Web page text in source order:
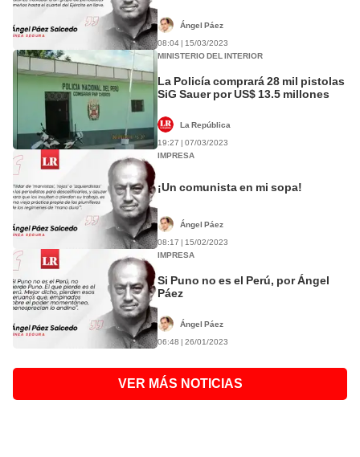
Ángel Páez
08:04 | 15/03/2023
MINISTERIO DEL INTERIOR
La Policía comprará 28 mil pistolas
SiG Sauer por US$ 13.5 millones
La República
19:27 | 07/03/2023
IMPRESA
¡Un comunista en mi sopa!
Ángel Páez
08:17 | 15/02/2023
IMPRESA
Si Puno no es el Perú, por Ángel
Páez
Ángel Páez
06:48 | 26/01/2023
VER MÁS NOTICIAS